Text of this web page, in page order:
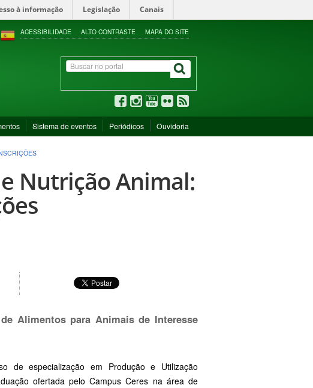
à informação Legislação Canais
ACESSIBILIDADE ALTO CONTRASTE MAPA DO SITE
Sistema de eventos Periódicos Ouvidoria
Nutrição Animal:
Alimentos para Animais de Interesse
de especialização em Produção e Utilização
ofertada pelo Campus Ceres na área de